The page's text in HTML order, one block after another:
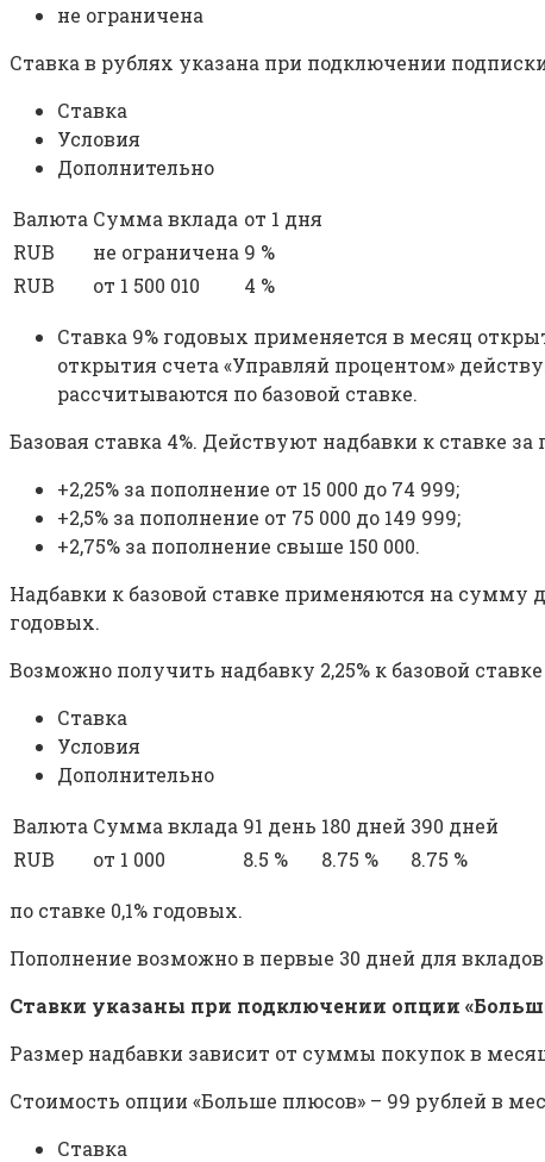
не ограничена
Ставка в рублях указана при подключении
Ставка
Условия
Дополнительно
Валюта Сумма вклада от 1 дня
RUB
не ограничена 9 %
RUB
от 1 500 010 4 %
Ставка 9% годовых применяется в месяц
открытия счета «Управляй процентом»
рассчитываются по базовой ставке.
Базовая ставка 4%. Действуют надбавки к ставке за
+2,25% за пополнение от 15 000 до 74 999;
+2,5% за пополнение от 75 000 до 149 999;
+2,75% за пополнение свыше 150 000.
Надбавки к базовой ставке применяются на сумму
годовых.
Возможно получить надбавку 2,25% к базовой
Ставка
Условия
Дополнительно
Валюта Сумма вклада 91 день 180 дней 390 дней
RUB
от 1 000 8.5 % 8.75 % 8.75 %
по ставке 0,1% годовых.
Пополнение возможно в первые 30 дней для
Ставки указаны при подключении опции
Размер надбавки зависит от суммы покупок в месяц:
Стоимость опции «Больше плюсов» – 99 рублей в
Ставка